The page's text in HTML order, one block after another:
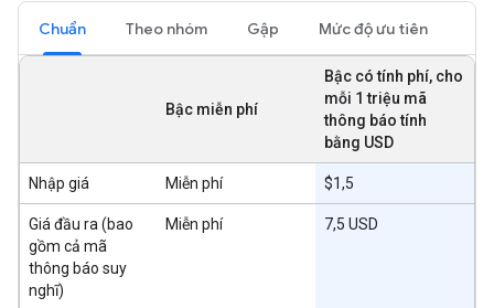
Chuẩn Theo nhóm Gập Mức độ ưu tiên
Bậc miễn phí
Bậc có tính phí, cho
mỗi 1 triệu mã
thông báo tính
bằng USD
Nhập giá Miễn phí $1,5
Giá đầu ra (bao
gồm cả mã
thông báo suy
nghĩ)
Miễn phí 7,5 USD